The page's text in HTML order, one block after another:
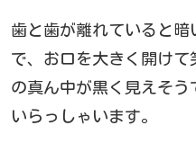
歯と歯が離れていると
で、お口を大きく開け
の真ん中が黒く見えそ
いらっしゃいます。